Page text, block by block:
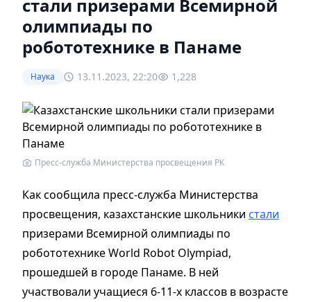
стали призерами Всемирной
олимпиады по
робототехнике в Панаме
Наука 13.11.2023, 22:20 1,228
Пресс-служба Министерства просвещения РК
Как сообщила пресс-служба Министерства
просвещения, казахстанские школьники стали
призерами Всемирной олимпиады по
робототехнике World Robot Olympiad,
прошедшей в городе Панаме. В ней
участвовали учащиеся 6-11-х классов в возрасте